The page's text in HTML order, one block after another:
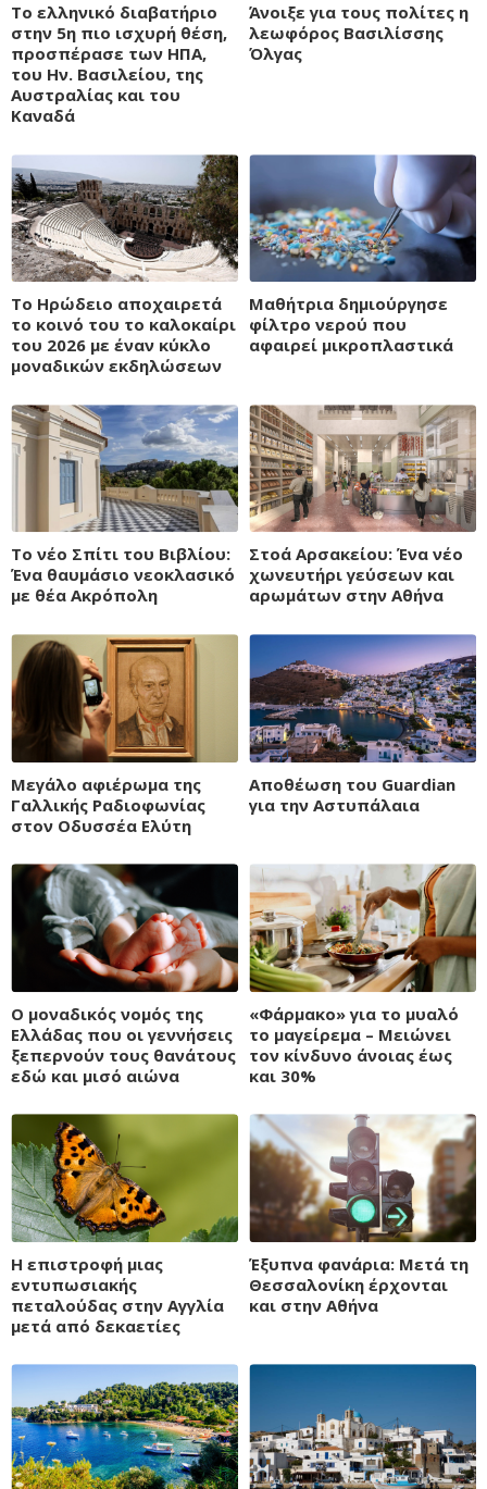
Το ελληνικό διαβατήριο
στην 5η πιο ισχυρή θέση,
προσπέρασε των ΗΠΑ,
του Ην. Βασιλείου, της
Αυστραλίας και του
Καναδά
Άνοιξε για τους πολίτες η
λεωφόρος Βασιλίσσης
Όλγας
Το Ηρώδειο αποχαιρετά
το κοινό του το καλοκαίρι
του 2026 με έναν κύκλο
μοναδικών εκδηλώσεων
Μαθήτρια δημιούργησε
φίλτρο νερού που
αφαιρεί μικροπλαστικά
Το νέο Σπίτι του Βιβλίου:
Ένα θαυμάσιο νεοκλασικό
με θέα Ακρόπολη
Στοά Αρσακείου: Ένα νέο
χωνευτήρι γεύσεων και
αρωμάτων στην Αθήνα
Μεγάλο αφιέρωμα της
Γαλλικής Ραδιοφωνίας
στον Οδυσσέα Ελύτη
Αποθέωση του Guardian
για την Αστυπάλαια
Ο μοναδικός νομός της
Ελλάδας που οι γεννήσεις
ξεπερνούν τους θανάτους
εδώ και μισό αιώνα
«Φάρμακο» για το μυαλό
το μαγείρεμα – Μειώνει
τον κίνδυνο άνοιας έως
και 30%
Η επιστροφή μιας
εντυπωσιακής
πεταλούδας στην Αγγλία
μετά από δεκαετίες
Έξυπνα φανάρια: Μετά τη
Θεσσαλονίκη έρχονται
και στην Αθήνα